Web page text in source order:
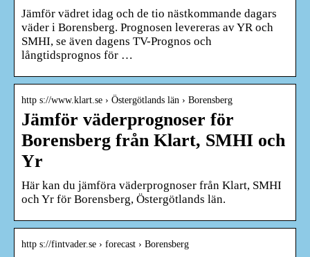
Jämför vädret idag och de tio nästkommande dagars
väder i Borensberg. Prognosen levereras av YR och
SMHI, se även dagens TV-Prognos och
långtidsprognos för …
http s://www.klart.se › Östergötlands län › Borensberg
Jämför väderprognoser för
Borensberg från Klart, SMHI och
Yr
Här kan du jämföra väderprognoser från Klart, SMHI
och Yr för Borensberg, Östergötlands län.
http s://fintvader.se › forecast › Borensberg